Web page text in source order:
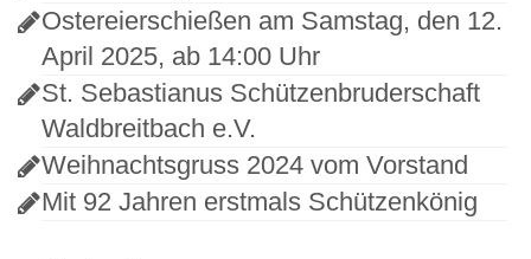
Ostereierschießen am Samstag, den 12.
April 2025, ab 14:00 Uhr
St. Sebastianus Schützenbruderschaft
Waldbreitbach e.V.
Weihnachtsgruss 2024 vom Vorstand
Mit 92 Jahren erstmals Schützenkönig